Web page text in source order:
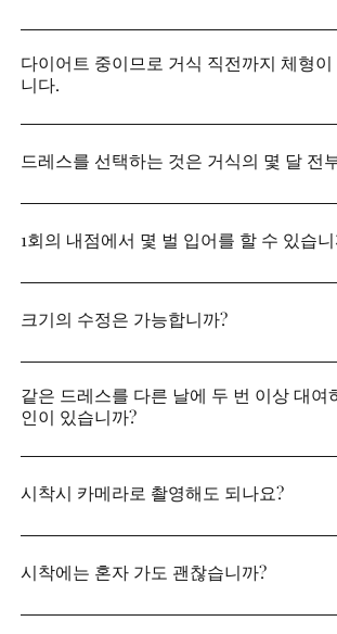
3호~31호까지 풍부한 사이즈를 갖추고 있
다이어트 중이므로 거식 직전까지 체형이
니다.
몸 크기가 바뀌어도 괜찮습니다. 거식의
확인을 합니다.
드레스를 선택하는 것은 거식의 몇 달 전
드레스를 선택하는 것은 이른 사람 승리.
년 전부터 선택됩니다. 굉장히 1개월 전
1회의 내점에서 몇 벌 입어를 할 수 있습
시간 허용하는 한 가능하지만, 토일요일
고 있습니다. 평균 6벌 전후입니다.
크기의 수정은 가능합니까?
사이즈의 재검토 대응하고 있습니다! 사
않고 마음에 드는 드레스에서 선택하실
같은 드레스를 다른 날에 두 번 이상 대여
인이 있습니까?
2회 이상의 대여는 절대적으로 유익♪ 할
세한 내용은 직원에게 문의하십시오.
시착시 카메라로 촬영해도 되나요?
물론 괜찮습니다! 꼭 카메라를 지참해 주
시착에는 혼자 가도 괜찮습니까?
물론 혼자도 괜찮습니다! 키누야 브라이